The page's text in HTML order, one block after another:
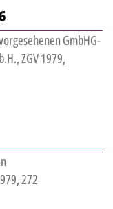
GmbHG-
ZGV 1979,
272